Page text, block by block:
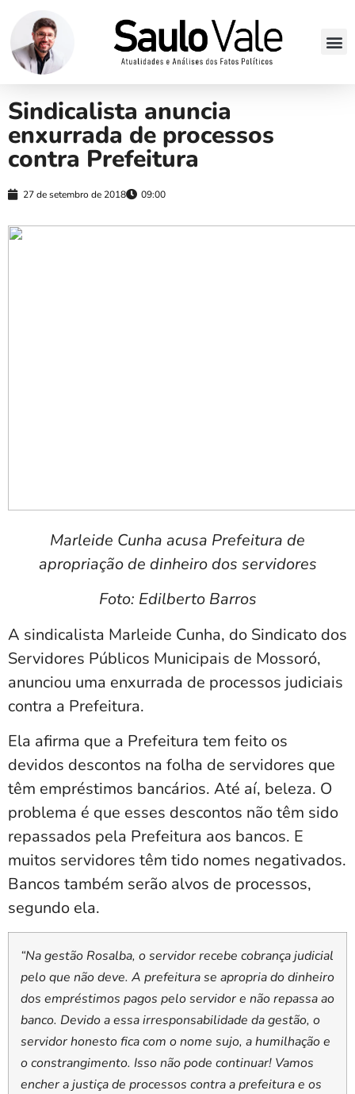
Sindicalista anuncia
enxurrada de processos
contra Prefeitura
27 de setembro de 2018 09:00
Marleide Cunha acusa Prefeitura de
apropriação de dinheiro dos servidores
Foto: Edilberto Barros
A sindicalista Marleide Cunha, do Sindicato dos
Servidores Públicos Municipais de Mossoró,
anunciou uma enxurrada de processos judiciais
contra a Prefeitura.
Ela afirma que a Prefeitura tem feito os
devidos descontos na folha de servidores que
têm empréstimos bancários. Até aí, beleza. O
problema é que esses descontos não têm sido
repassados pela Prefeitura aos bancos. E
muitos servidores têm tido nomes negativados.
Bancos também serão alvos de processos,
segundo ela.
“Na gestão Rosalba, o servidor recebe cobrança judicial
pelo que não deve. A prefeitura se apropria do dinheiro
dos empréstimos pagos pelo servidor e não repassa ao
banco. Devido a essa irresponsabilidade da gestão, o
servidor honesto fica com o nome sujo, a humilhação e
o constrangimento. Isso não pode continuar! Vamos
encher a justiça de processos contra a prefeitura e os